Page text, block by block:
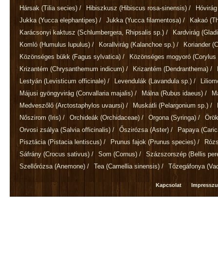
Hársak (Tilia secies) / Hibiszkusz (Hibiscus rosa-sinensis) /
Jukka (Yucca elephantipes) / Jukka (Yucca filamentosa) / Kakaó
Karácsonyi kaktusz (Schlumbergera, Rhipsalis sp.) / Kardvirág
Komló (Humulus lupulus) / Korallvirág (Kalanchoe sp.) / Koriander
Közönséges bükk (Fagus sylvatica) / Közönséges mogyoró (Corylus
Krizantém (Chrysanthemum indicum) / Krizantém (Dendranthema) /
Lestyán (Levisticum officinale) / Levendulák (Lavandula sp.) /
Májusi gyöngyvirág (Convallaria majalis) / Málna (Rubus idaeus) /
Medveszőlő(Arctostaphylos uvaursi) / Muskátli (Pelargonium sp.) /
Nőszirom (Iris) / Orchideák (Orchidaceae) / Orgona (Syringa) /
Orvosi zsálya (Salvia officinalis) / Őszirózsa (Aster) / Papaya
Pisztácia (Pistacia lentiscus) / Prunus fajok (Prunus species) /
Sáfrány (Crocus sativus) / Som (Cornus) / Százszorszép (Bellis
Szellőrózsa (Anemone) / Tea (Camellia sinensis) / Tőzegáfonya
Kapcsolat